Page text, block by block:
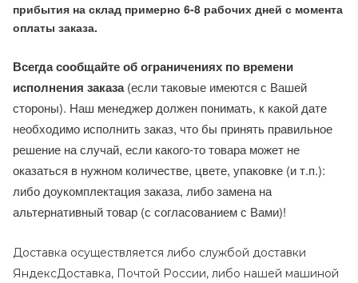
прибытия на склад примерно 6-8 рабочих дней с момента
оплаты заказа.
Всегда сообщайте об ограничениях по времени
исполнения заказа(если таковые имеются с Вашей
стороны). Наш менеджер должен понимать, к какой дате
необходимо исполнить заказ, что бы принять правильное
решение на случай, если какого-то товара может не
оказаться в нужном количестве, цвете, упаковке (и т.п.):
либо доукомплектация заказа, либо замена на
альтернативный товар (с согласованием с Вами)!
Доставка осуществляется либо службой доставки
ЯндексДоставка, Почтой России, либо нашей машиной